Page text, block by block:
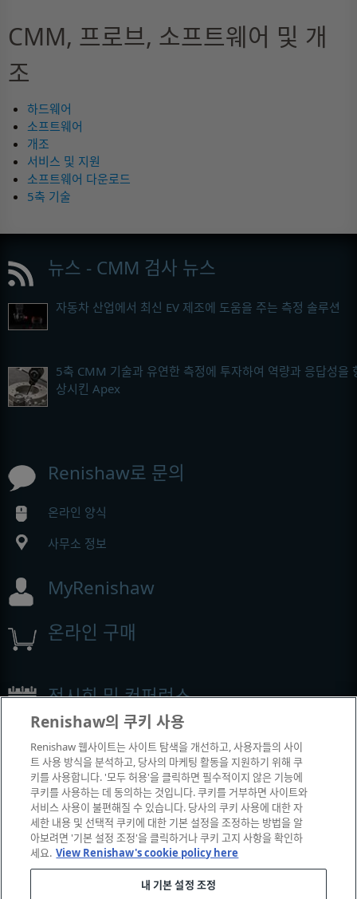
CMM, 프로브, 소프트웨어 및 개
조
하드웨어
소프트웨어
개조
서비스 및 지원
소프트웨어 다운로드
5축 기술
뉴스 - CMM 검사 뉴스
자동차 산업에서 최신 EV 제조에 도움을 주는 측정 솔루션
5축 CMM 기술과 유연한 측정에 투자하여 역량과 응답성을
상시킨 Apex
Renishaw로 문의
온라인 양식
사무소 정보
MyRenishaw
온라인 구매
전시회 및 컨퍼런스
Renishaw의 쿠키 사용
Renishaw 웹사이트는 사이트 탐색을 개선하고, 사용자들의 사이
트 사용 방식을 분석하고, 당사의 마케팅 활동을 지원하기 위해 쿠
키를 사용합니다. '모두 허용'을 클릭하면 필수적이지 않은 기능에
쿠키를 사용하는 데 동의하는 것입니다. 쿠키를 거부하면 사이트와
서비스 사용이 불편해질 수 있습니다. 당사의 쿠키 사용에 대한 자
세한 내용 및 선택적 쿠키에 대한 기본 설정을 조정하는 방법을 알
아보려면 '기본 설정 조정'을 클릭하거나 쿠키 고지 사항을 확인하
세요. View Renishaw's cookie policy here
내 기본 설정 조정